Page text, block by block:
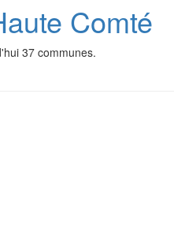
Comté
37 communes.